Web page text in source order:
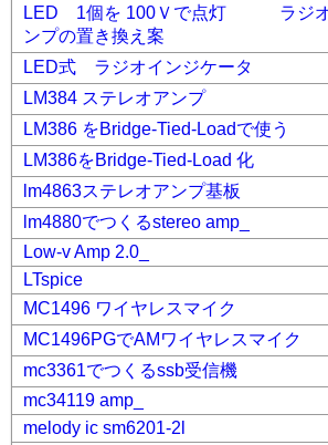
LED 1個を 100Ｖで点灯 ラジオ
ンプの置き換え案
LED式 ラジオインジケータ
LM384 ステレオアンプ
LM386 をBridge-Tied-Loadで使う
LM386をBridge-Tied-Load 化
lm4863ステレオアンプ基板
lm4880でつくるstereo amp_
Low-v Amp 2.0_
LTspice
MC1496 ワイヤレスマイク
MC1496PGでAMワイヤレスマイク
mc3361でつくるssb受信機
mc34119 amp_
melody ic sm6201-2l